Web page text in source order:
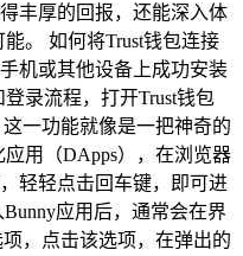
丰厚的回报，还能深入体
。 如何将Trust钱包连接
机或其他设备上成功安装
录流程，打开Trust钱包
一功能就像是一把神奇的
用（DApps），在浏览器
轻轻点击回车键，即可进
应用后，通常会在界
，点击该选项，在弹出的